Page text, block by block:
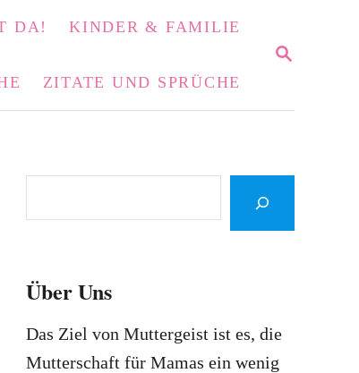
S
DA! KINDER & FAMILIE
ZITATE UND SPRÜCHE
e
c
h
Über Uns
Das Ziel von Muttergeist ist es, die
Mutterschaft für Mamas ein wenig